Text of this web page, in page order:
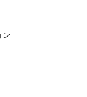
ン